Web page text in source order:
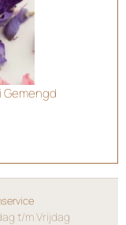
t/m Vrijdag